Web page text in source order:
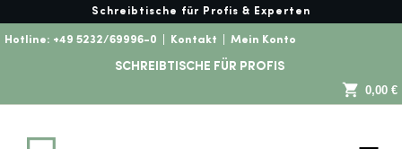
Schreibtische für Profis & Experten
Hotline: +49 5232/69996-0 Kontakt Mein Konto
SCHREIBTISCHE FÜR PROFIS
0,00 €